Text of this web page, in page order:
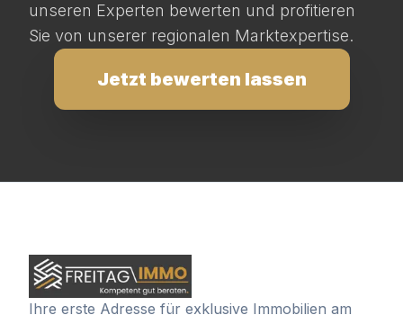
unseren Experten bewerten und profitieren
Sie von unserer regionalen Marktexpertise.
Jetzt bewerten lassen
Ihre erste Adresse für exklusive Immobilien am